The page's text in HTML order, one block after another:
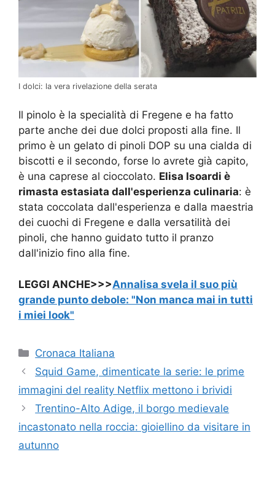
I dolci: la vera rivelazione della serata
Il pinolo è la specialità di Fregene e ha fatto
parte anche dei due dolci proposti alla fine. Il
primo è un gelato di pinoli DOP su una cialda di
biscotti e il secondo, forse lo avrete già capito,
è una caprese al cioccolato. Elisa Isoardi è
rimasta estasiata dall'esperienza culinaria: è
stata coccolata dall'esperienza e dalla maestria
dei cuochi di Fregene e dalla versatilità dei
pinoli, che hanno guidato tutto il pranzo
dall'inizio fino alla fine.
LEGGI ANCHE>>>Annalisa svela il suo più
grande punto debole: "Non manca mai in tutti
i miei look"
Categorie
Cronaca Italiana
Squid Game, dimenticate la serie: le prime
immagini del reality Netflix mettono i brividi
Trentino-Alto Adige, il borgo medievale
incastonato nella roccia: gioiellino da visitare in
autunno